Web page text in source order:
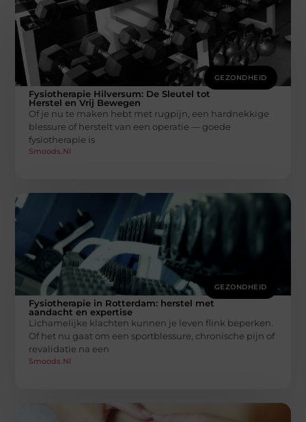
GEZONDHEID
Fysiotherapie Hilversum: De Sleutel tot
Herstel en Vrij Bewegen
Of je nu te maken hebt met rugpijn, een hardnekkige
blessure of herstelt van een operatie — goede
fysiotherapie is
Smoods.nl
GEZONDHEID
Fysiotherapie in Rotterdam: herstel met
aandacht en expertise
Lichamelijke klachten kunnen je leven flink beperken.
Of het nu gaat om een sportblessure, chronische pijn of
revalidatie na een
Smoods.nl